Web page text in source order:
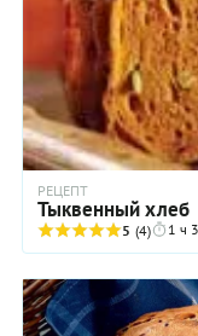
РЕЦЕПТ
Тыквенный хлеб
5 (4) 1 ч